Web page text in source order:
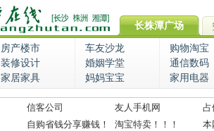
长株潭广场
房产楼市 车友沙龙
购物淘宝
装修设计 婚姻学堂
通信数码
家居家具 妈妈宝宝 家用电器
信客公司 友人手机网
占
自购省钱分享赚钱！
淘宝特卖！！！ 本